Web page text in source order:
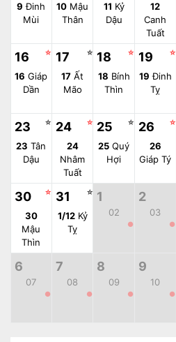
9 Đinh
Mùi
10 Mậu
Thân
11 Kỷ
Dậu
12
Canh
Tuất
16 ☆
16 Giáp
Dần
17 ☆
17 Ất
Mão
18 ☆
18 Bính
Thìn
19 ☆
19 Đinh
Tỵ
23 ☆
23 Tân
Dậu
24 ☆
24
Nhâm
Tuất
25 ☆
25 Quý
Hợi
26 ☆
26
Giáp Tý
30 ☆
30
Mậu
Thìn
31 ☆
1/12Kỷ
Tỵ
1
02
●
2
03
●
6
07
●
7
08
●
8
09
●
9
10
●